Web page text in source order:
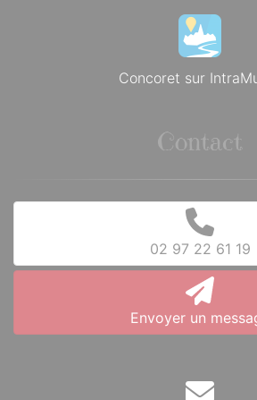
Concoret sur
Contact
02 97 22 61 19
Envoyer un